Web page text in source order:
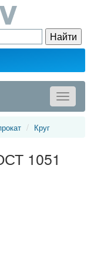
Toggle
Круг
1051